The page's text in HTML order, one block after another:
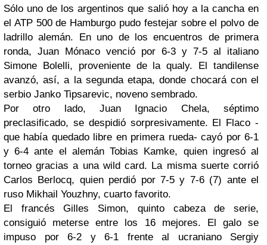
Sólo uno de los argentinos que salió hoy a la cancha en
el ATP500 de Hamburgo pudo festejar sobre el polvo de
ladrillo alemán. En uno de los encuentros de primera
ronda, Juan Mónaco venció por 6-3 y 7-5 al italiano
Simone Bolelli, proveniente de laqualy. Eltandilense
avanzó, así, a la segunda etapa, donde chocará con el
serbio Janko Tipsarevic, noveno sembrado.
Por otro lado, Juan Ignacio Chela, séptimo
preclasificado, se despidió sorpresivamente. El Flaco -
que había quedado libre en primera rueda- cayó por 6-1
y 6-4 ante el alemánTobias Kamke, quien ingresó al
torneo gracias a una wild card. La misma suerte corrió
Carlos Berlocq, quien perdió por 7-5 y 7-6 (7) ante el
ruso Mikhail Youzhny, cuarto favorito.
El francésGilles Simon, quinto cabeza de serie,
consiguió meterse entre los 16 mejores. El galose
impuso por 6-2 y 6-1 frente al ucraniano
Sergiy